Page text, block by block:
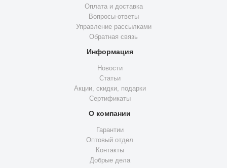
Оплата и доставка
Вопросы-ответы
Управление рассылками
Обратная связь
Информация
Новости
Статьи
Акции, скидки, подарки
Сертификаты
О компании
Гарантии
Оптовый отдел
Контакты
Добрые дела